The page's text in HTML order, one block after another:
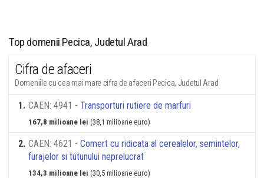
Top domenii Pecica, Judetul Arad
Cifra de afaceri
Domeniile cu cea mai mare cifra de afaceri Pecica, Judetul Arad
1. CAEN: 4941 - Transporturi rutiere de marfuri
167,8 milioane lei (38,1 milioane euro)
2. CAEN: 4621 - Comert cu ridicata al cerealelor, semintelor,
furajelor si tutunului neprelucrat
134,3 milioane lei (30,5 milioane euro)